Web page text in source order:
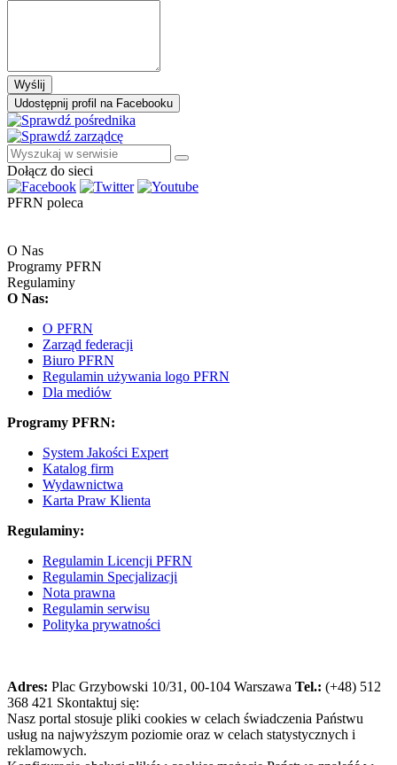
Wyślij
Udostępnij profil na Facebooku
Dołącz do sieci
PFRN poleca
O Nas
Programy PFRN
Regulaminy
O Nas:
O PFRN
Zarząd federacji
Biuro PFRN
Regulamin używania logo PFRN
Dla mediów
Programy PFRN:
System Jakości Expert
Katalog firm
Wydawnictwa
Karta Praw Klienta
Regulaminy:
Regulamin Licencji PFRN
Regulamin Specjalizacji
Nota prawna
Regulamin serwisu
Polityka prywatności
Adres: Plac Grzybowski 10/31, 00-104 Warszawa Tel.: (+48) 512
368 421 Skontaktuj się:
Nasz portal stosuje pliki cookies w celach świadczenia Państwu
usług na najwyższym poziomie oraz w celach statystycznych i
reklamowych.